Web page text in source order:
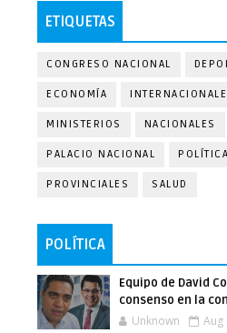
ETIQUETAS
CONGRESO NACIONAL
ECONOMÍA
MINISTERIOS NACIONALES
PALACIO NACIONAL POLÍTICA
PROVINCIALES SALUD
POLÍTICA
Equipo de David
consenso en la
Unknown Aug